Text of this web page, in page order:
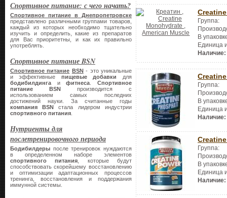
Спортивное питание: с чего начать?
Спортивное питание в Днепропетровске
представлено различными группами товаров,
каждый из которых необходимо тщательно
изучить и определить, какие из препаратов
для Вас приоритетны, и как их правильно
употреблять.
Спортивное питание BSN
Спортивное питание BSN- это уникальные
и эффективные пищевые добавки
для
бодибилдинга ифитнеса .Спортивное
питание
BSN производится с
использованием самых последних
достижений науки. За считанные годы
компания
BSN стала лидером индустрии
спортивного питания
Нутриенты для
послетренировочного периода
Бодибилдеры после тренировок нуждаются
в определенном наборе элементов
спортивного питания , которые будут
способствовать скорейшему восстановлению
и оптимизации адаптационных процессов
тренинга, восстановления и поддержания
иммунной системы.
Группа:
В
Единица
Наличие:
Группа:
В
Единица
Наличие:
Группа:
В
Единица
Наличие: